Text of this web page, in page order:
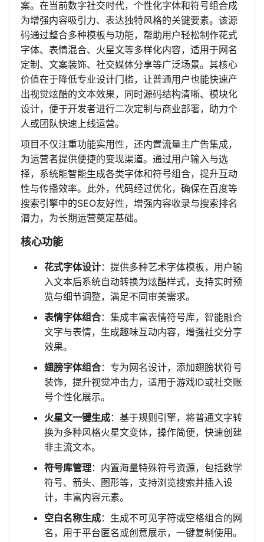
案。在当前数字社交时代，个性化字体和符号组合成
为增强内容吸引力、表达独特风格的关键要素。该源
码通过整合多种模板与功能，帮助用户轻松制作花式
字体、表情混合、火星文等多样化内容，适用于网名
定制、文案装饰、社交媒体分享等广泛场景。其核心
价值在于降低专业设计门槛，让普通用户也能快速产
出视觉炫酷的文本效果，同时源码结构清晰、模块化
设计，便于开发者进行二次定制与商业部署，助力个
人或团队快速上线运营。
项目不仅注重功能实用性，还内置流量主广告集成，
为运营者提供便捷的变现渠道。通过用户输入与选
择，系统能智能生成各类字体和符号组合，提升互动
性与传播效率。此外，代码经过优化，确保在百度等
搜索引擎中的SEO友好性，增强内容收录与搜索排名
潜力，为长期运营奠定基础。
核心功能
花式字体设计：提供多种艺术字体模板，用户输
入文本后系统自动转换为炫酷样式，支持实时预
览与细节调整，满足不同审美需求。
表情字体组合：集成丰富表情符号库，智能融合
文字与表情，生成趣味互动内容，增强社交分享
效果。
翅膀字体组合：专为网名设计，添加翅膀状符号
装饰，提升视觉冲击力，适用于游戏ID或社交账
号个性化展示。
火星文一键生成：基于规则引擎，将普通文字转
换为多种风格火星文变体，操作简便，快速创建
非主流文本。
符号库管理：内置海量特殊符号资源，包括数学
符号、箭头、图形等，支持浏览搜索并插入设
计，丰富内容元素。
空白名称生成：生成不可见字符或空格组合的网
名，用于平台匿名或创意展示，一键复制使用。